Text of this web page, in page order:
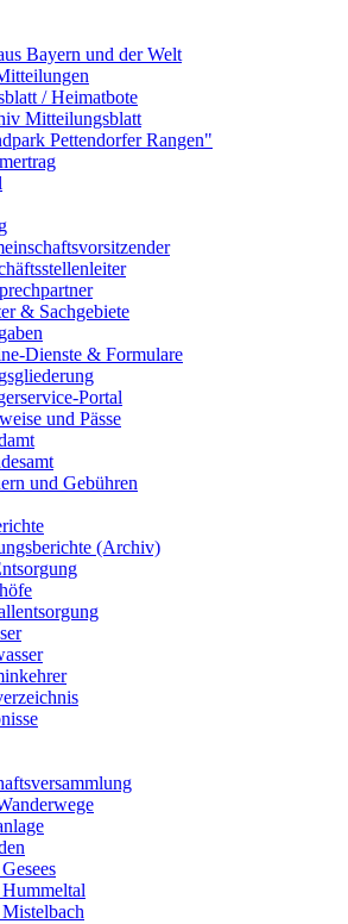
Bayern und der Welt
/ Heimatbote
Mitteilungsblatt
Pettendorfer Rangen"
& Sachgebiete
Dienste & Formulare
Portal
und Pässe
und Gebühren
(Archiv)